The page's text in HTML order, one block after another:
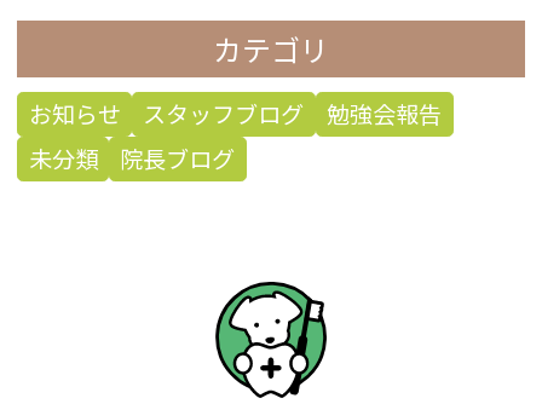
カテゴリ
お知らせ スタッフブログ
勉強会報告
未分類
院長ブログ